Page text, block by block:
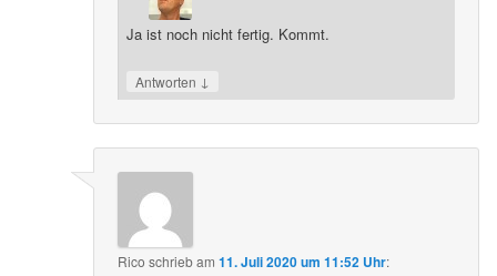
Ja ist noch nicht fertig. Kommt.
Antworten ↓
Rico schriebam11. Juli 2020 um 11:52 Uhr: